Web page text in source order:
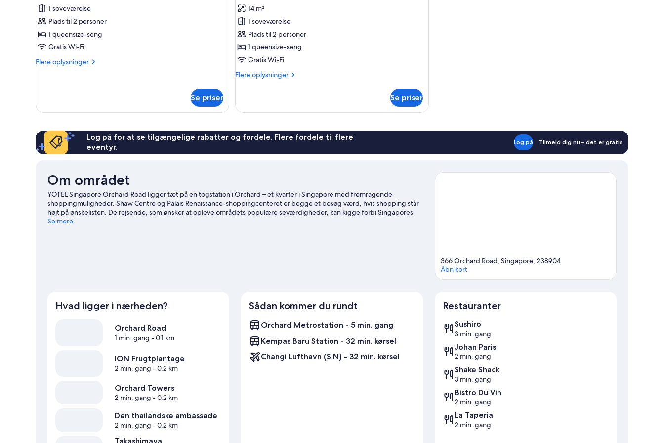
1 soveværelse
Plads til 2 personer
1 queensize-seng
Gratis Wi-Fi
Flere oplysninger
Flere
-
seng
Se priser
14 m²
1 soveværelse
Plads til 2 personer
1 queensize-seng
Gratis Wi-Fi
Flere oplysninger
Flere
værelse
queensize-
-
Se priser
Log på for at se tilgængelige rabatter og fordele. Flere fordele til flere
eventyr.
Log på Tilmeld dig nu – det er gratis
Om området
YOTEL Singapore Orchard Road ligger tæt på en togstation i Orchard – et kvarter i Singapore med fremragende
shoppingmuligheder. Shaw Centre og Palais Renaissance-shoppingcenteret er begge et besøg værd, hvis shopping står
højt på ønskelisten. De rejsende, som ønsker at opleve områdets populære seværdigheder, kan kigge forbi Singapores
botaniske have. Overvej at kigge forbi Den thailandske ambassade og ION Frugtplantage. Gæster er vilde med dette
Se mere
366 Orchard Road, Singapore, 238904
Åbn kort
Hvad ligger i nærheden?
Orchard Road
1 min. gang - 0.1 km
ION Frugtplantage
2 min. gang - 0.2 km
Orchard Towers
2 min. gang - 0.2 km
Den thailandske ambassade
2 min. gang - 0.2 km
Takashimaya
Sådan kommer du rundt
Orchard Metrostation - 5 min. gang
Kempas Baru Station - 32 min. kørsel
Changi Lufthavn (SIN) - 32 min. kørsel
Restauranter
Sushiro
3 min. gang
Johan Paris
2 min. gang
Shake Shack
3 min. gang
Bistro Du Vin
2 min. gang
La Taperia
2 min. gang